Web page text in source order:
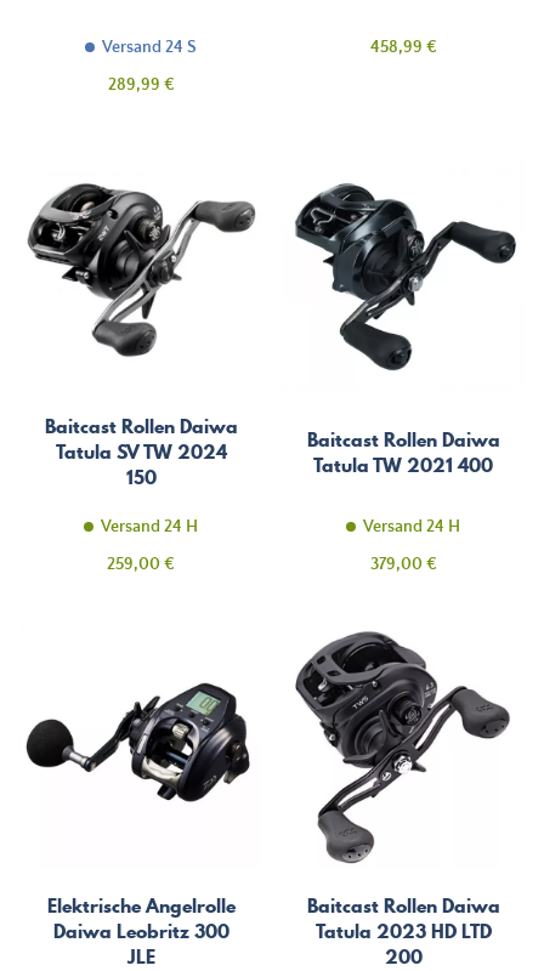
Versand 24 S
Preis
289,99 €
Preis
458,99 €
Baitcast Rollen Daiwa
Tatula SV TW 2024
150
Versand 24 H
Preis
259,00 €
Baitcast Rollen Daiwa
Tatula TW 2021 400
Versand 24 H
Preis
379,00 €
Elektrische Angelrolle
Daiwa Leobritz 300
JLE
Baitcast Rollen Daiwa
Tatula 2023 HD LTD
200